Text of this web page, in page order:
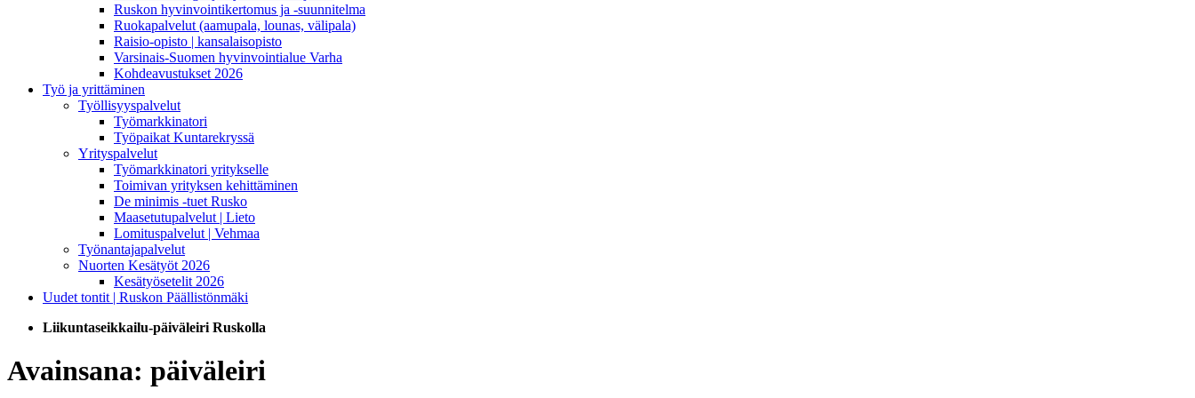
Ruskon hyvinvointikertomus ja -suunnitelma
Ruokapalvelut (aamupala, lounas, välipala)
Raisio-opisto | kansalaisopisto
Varsinais-Suomen hyvinvointialue Varha
Kohdeavustukset 2026
Työ ja yrittäminen
Työllisyyspalvelut
Työmarkkinatori
Työpaikat Kuntarekryssä
Yrityspalvelut
Työmarkkinatori yritykselle
Toimivan yrityksen kehittäminen
De minimis -tuet Rusko
Maasetutupalvelut | Lieto
Lomituspalvelut | Vehmaa
Työnantajapalvelut
Nuorten Kesätyöt 2026
Kesätyösetelit 2026
Uudet tontit | Ruskon Päällistönmäki
Liikuntaseikkailu-päiväleiri Ruskolla
Avainsana: päiväleiri